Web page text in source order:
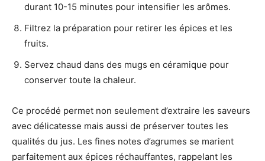
durant 10-15 minutes pour intensifier les arômes.
Filtrez la préparation pour retirer les épices et les
fruits.
Servez chaud dans des mugs en céramique pour
conserver toute la chaleur.
Ce procédé permet non seulement d’extraire les saveurs
avec délicatesse mais aussi de préserver toutes les
qualités du jus. Les fines notes d’agrumes se marient
parfaitement aux épices réchauffantes, rappelant les